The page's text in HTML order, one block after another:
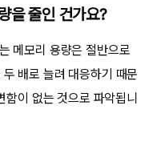
을 줄인 건가요?
메모리 용량은 절반으로
배로 늘려 대응하기 때문
이 없는 것으로 파악됩니